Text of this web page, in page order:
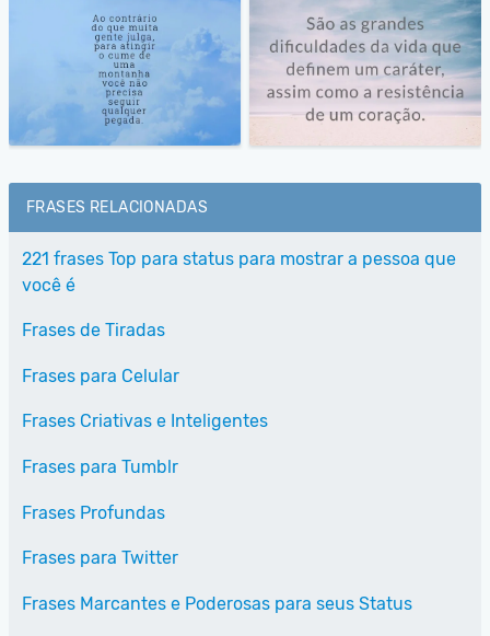
FRASES RELACIONADAS
221 frases Top para status para mostrar a pessoa que
você é
Frases de Tiradas
Frases para Celular
Frases Criativas e Inteligentes
Frases para Tumblr
Frases Profundas
Frases para Twitter
Frases Marcantes e Poderosas para seus Status